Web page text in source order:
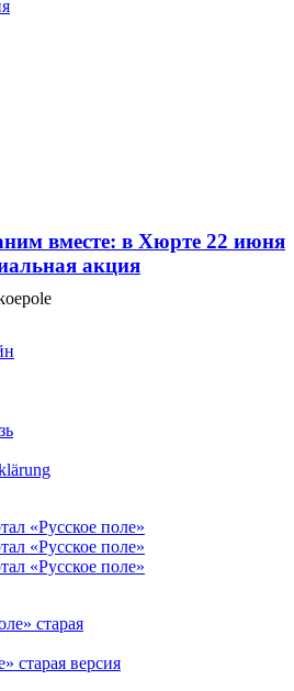
вместе: в Хюрте 22 июня
акция
старая версия